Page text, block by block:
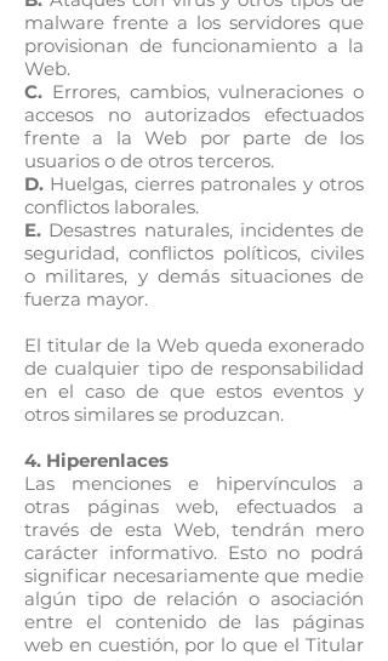
malware frente a los servidores que
provisionan de funcionamiento a la
Web.
C. Errores, cambios, vulneraciones o
accesos no autorizados efectuados
frente a la Web por parte de los
usuarios o de otros terceros.
D. Huelgas, cierres patronales y otros
conflictos laborales.
E. Desastres naturales, incidentes de
seguridad, conflictos políticos, civiles
o militares, y demás situaciones de
fuerza mayor.
El titular de la Web queda exonerado
de cualquier tipo de responsabilidad
en el caso de que estos eventos y
otros similares se produzcan.
4. Hiperenlaces
Las menciones e hipervínculos a
otras páginas web, efectuados a
través de esta Web, tendrán mero
carácter informativo. Esto no podrá
significar necesariamente que medie
algún tipo de relación o asociación
entre el contenido de las páginas
web en cuestión, por lo que el Titular